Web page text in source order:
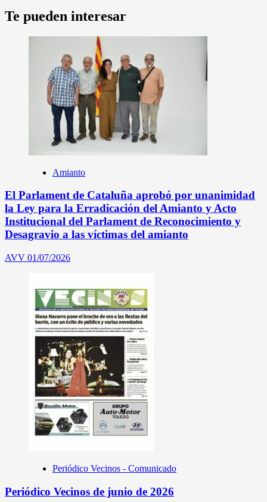
Te pueden interesar
Amianto
El Parlament de Cataluña aprobó por unanimidad
la Ley para la Erradicación del Amianto y Acto
Institucional del Parlament de Reconocimiento y
Desagravio a las víctimas del amianto
AVV 01/07/2026
Periódico Vecinos - Comunicado
Periódico Vecinos de junio de 2026